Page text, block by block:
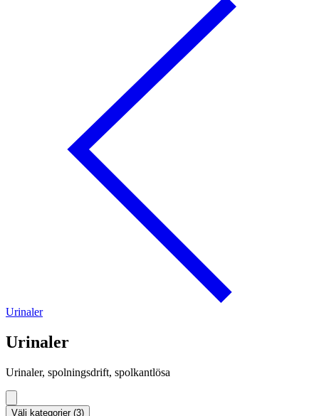
Urinaler
Urinaler
Urinaler, spolningsdrift, spolkantlösa
Välj kategorier (3)